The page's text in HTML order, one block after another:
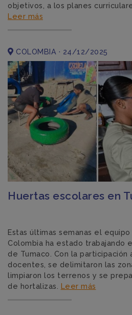
objetivos, a los planes
Leer más
COLOMBIA · 24/12/2025
Huertas escolares en
Estas últimas semanas el
Colombia ha estado trabajando
de Tumaco. Con la
docentes, se delimitaron las
limpiaron los terrenos y se
de hortalizas. Leer más